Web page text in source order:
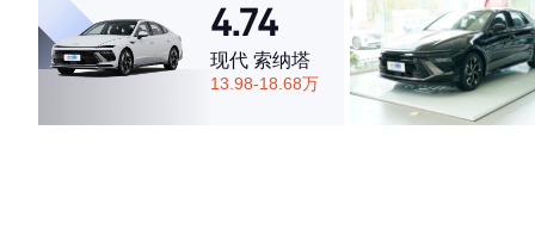
4.74
现代 索纳塔
13.98-18.68万